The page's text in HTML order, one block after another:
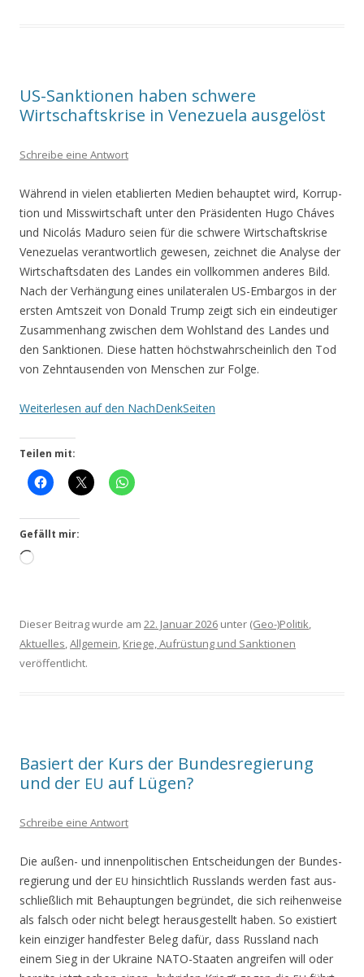
US-Sanktionen haben schwere
Wirtschaftskrise in Venezuela ausgelöst
Schreibe eine Antwort
Wäh­rend in vie­len eta­blier­ten Medi­en behaup­tet wird, Kor­rup­
ti­on und Miss­wirt­schaft unter den Prä­si­den­ten Hugo Chá­ves
und Nicolás Madu­ro sei­en für die schwe­re Wirt­schafts­kri­se
Vene­zue­las ver­ant­wort­lich gewe­sen, zeich­net die Ana­ly­se der
Wirt­schafts­da­ten des Lan­des ein voll­kom­men ande­res Bild.
Nach der Ver­hän­gung eines uni­la­te­ra­len US-Embar­gos in der
ers­ten Amts­zeit von Donald Trump zeigt sich ein ein­deu­ti­ger
Zusam­men­hang zwi­schen dem Wohl­stand des Lan­des und
den Sank­tio­nen. Die­se hat­ten höchst­wahr­schein­lich den Tod
von Zehn­tau­sen­den von Men­schen zur Folge.
Wei­ter­le­sen auf den NachDenkSeiten
Teilen mit:
Gefällt mir:
Wird
Dieser Beitrag wurde am 22. Januar 2026 unter (Geo-)Politik,
Aktuelles,Allgemein, Kriege, Aufrüstung und Sanktionen
veröffentlicht.
Basiert der Kurs der Bundesregierung
und der EU auf Lügen?
Schreibe eine Antwort
Die außen- und innen­po­li­ti­schen Ent­schei­dun­gen der Bun­des­
re­gie­rung und der EU hin­sicht­lich Russ­lands wer­den fast aus­
schließ­lich mit Behaup­tun­gen begrün­det, die sich rei­hen­wei­se
als falsch oder nicht belegt her­aus­ge­stellt haben. So exis­tiert
kein ein­zi­ger hand­fes­ter Beleg dafür, dass Russ­land nach
einem Sieg in der Ukrai­ne NATO-Staa­ten angrei­fen will oder